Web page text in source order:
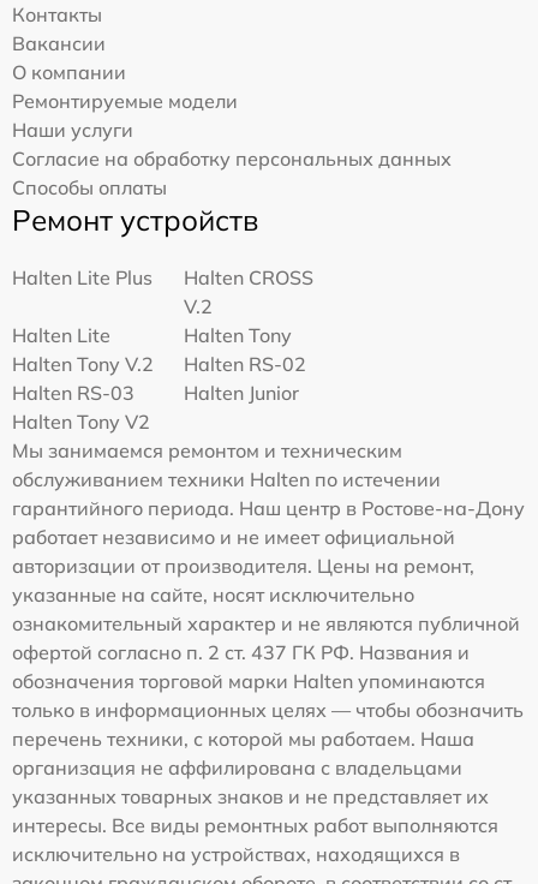
Контакты
Вакансии
О компании
Ремонтируемые модели
Наши услуги
Согласие на обработку персональных данных
Способы оплаты
Ремонт устройств
Halten Lite Plus
Halten CROSS
V.2
Halten Lite
Halten Tony
Halten Tony V.2
Halten RS-02
Halten RS-03
Halten Junior
Halten Tony V2
Мы занимаемся ремонтом и техническим
обслуживанием техники Halten по истечении
гарантийного периода. Наш центр в Ростове-на-Дону
работает независимо и не имеет официальной
авторизации от производителя. Цены на ремонт,
указанные на сайте, носят исключительно
ознакомительный характер и не являются публичной
офертой согласно п. 2 ст. 437 ГК РФ. Названия и
обозначения торговой марки Halten упоминаются
только в информационных целях — чтобы обозначить
перечень техники, с которой мы работаем. Наша
организация не аффилирована с владельцами
указанных товарных знаков и не представляет их
интересы. Все виды ремонтных работ выполняются
исключительно на устройствах, находящихся в